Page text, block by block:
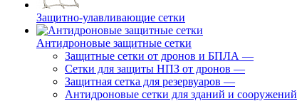
Защитно-улавливающие сетки
Антидроновые защитные сетки
Защитные сетки от дронов и БПЛА —
Сетки для защиты НПЗ от дронов —
Защитная сетка для резервуаров —
Антидроновые сетки для зданий и сооружений